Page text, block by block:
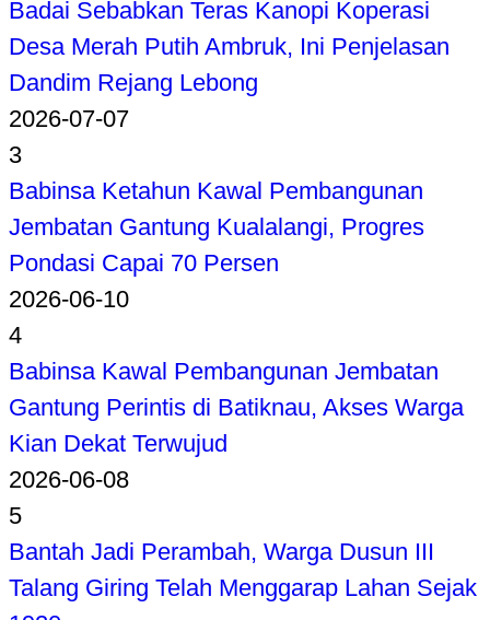
Badai Sebabkan Teras Kanopi Koperasi
Desa Merah Putih Ambruk, Ini Penjelasan
Dandim Rejang Lebong
2026-07-07
3
Babinsa Ketahun Kawal Pembangunan
Jembatan Gantung Kualalangi, Progres
Pondasi Capai 70 Persen
2026-06-10
4
Babinsa Kawal Pembangunan Jembatan
Gantung Perintis di Batiknau, Akses Warga
Kian Dekat Terwujud
2026-06-08
5
Bantah Jadi Perambah, Warga Dusun III
Talang Giring Telah Menggarap Lahan Sejak